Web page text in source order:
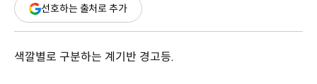
선호하는 출처로 추가(새
창
색깔별로 구분하는 계기반 경고등.